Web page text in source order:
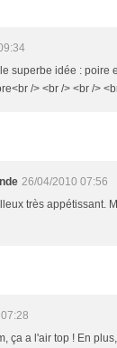
superbe idée : poire
/> <br /> <br />
26/04/2010 07:56
très appétissant.
ça a l'air top ! En